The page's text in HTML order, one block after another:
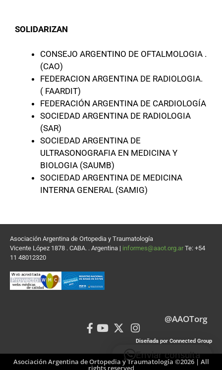
SOLIDARIZAN
CONSEJO ARGENTINO DE OFTALMOLOGIA .
(CAO)
FEDERACION ARGENTINA DE RADIOLOGIA.
( FAARDIT)
FEDERACIÓN ARGENTINA DE CARDIOLOGÍA
SOCIEDAD ARGENTINA DE RADIOLOGIA
(SAR)
SOCIEDAD ARGENTINA DE
ULTRASONOGRAFIA EN MEDICINA Y
BIOLOGIA (SAUMB)
SOCIEDAD ARGENTINA DE MEDICINA
INTERNA GENERAL (SAMIG)
Asociación Argentina de Ortopedia y Traumatología
Vicente López 1878 . CABA. . Argentina | informes@aaot.org.ar Te: +54
11 48012320
@AAOTorg
Diseñada por Connected Group
Asociación Argentina de Ortopedia y Traumatología ©2026 | All
rights reserved
Enviar consulta